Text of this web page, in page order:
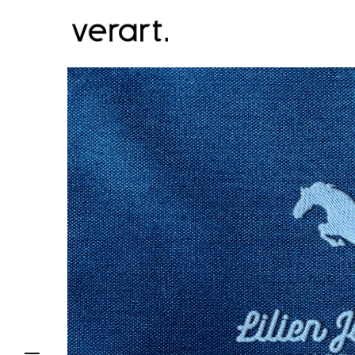
Domov
Blog
Portfólio
Služby
Kontakt
EN